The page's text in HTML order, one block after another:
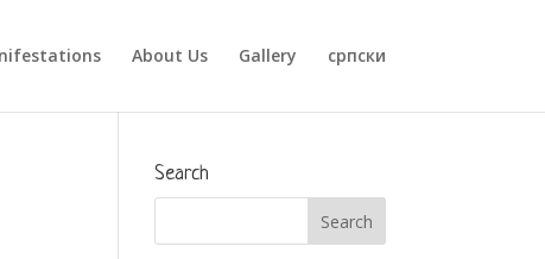
About Us Gallery српски
Search